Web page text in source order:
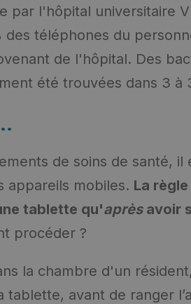
par l'hôpital universitaire
des téléphones du
de l'hôpital. Des
été trouvées dans 3 à
de soins de santé,
appareils mobiles. La
tablette qu'aprèsavoir
procéder ?
la chambre d'un
tablette, avant de ranger